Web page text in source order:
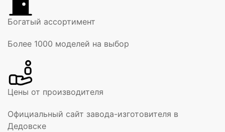
Богатый ассортимент
Более 1000 моделей на выбор
Цены от производителя
Официальный сайт завода-изготовителя в
Дедовске